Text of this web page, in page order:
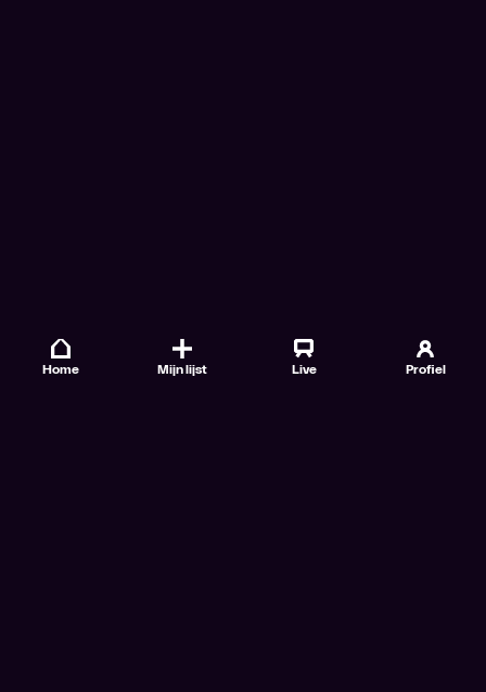
Home Mijn lijst Live Profiel